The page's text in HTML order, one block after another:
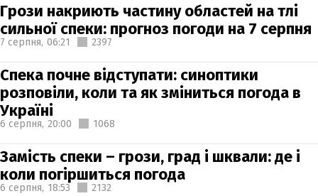
Грози накриють частину областей на тлі
сильної спеки: прогноз погоди на 7 серпня
7 серпня, 06:21 2397
Спека почне відступати: синоптики
розповіли, коли та як зміниться погода в
Україні
6 серпня, 20:00 1068
Замість спеки – грози, град і шквали: де і
коли погіршиться погода
6 серпня, 18:53 2132